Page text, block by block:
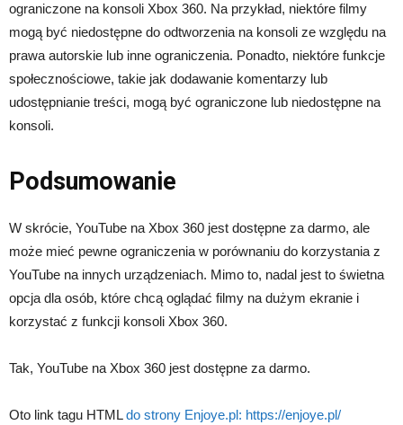
ograniczone na konsoli Xbox 360. Na przykład, niektóre filmy
mogą być niedostępne do odtworzenia na konsoli ze względu na
prawa autorskie lub inne ograniczenia. Ponadto, niektóre funkcje
społecznościowe, takie jak dodawanie komentarzy lub
udostępnianie treści, mogą być ograniczone lub niedostępne na
konsoli.
Podsumowanie
W skrócie, YouTube na Xbox 360 jest dostępne za darmo, ale
może mieć pewne ograniczenia w porównaniu do korzystania z
YouTube na innych urządzeniach. Mimo to, nadal jest to świetna
opcja dla osób, które chcą oglądać filmy na dużym ekranie i
korzystać z funkcji konsoli Xbox 360.
Tak, YouTube na Xbox 360 jest dostępne za darmo.
Oto link tagu HTMLdo strony Enjoye.pl: https://enjoye.pl/